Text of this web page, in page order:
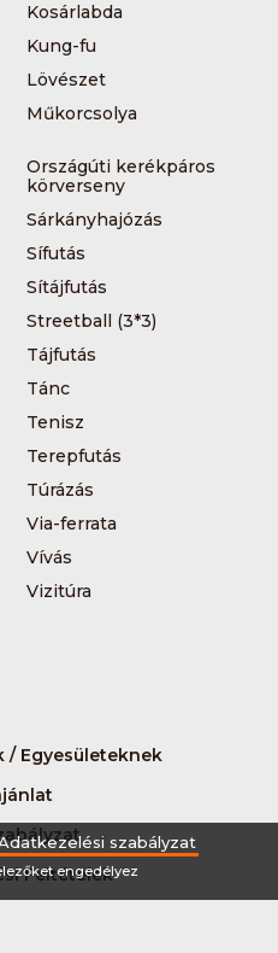
Kosárlabda
Kung-fu
Lövészet
Műkorcsolya
Országúti kerékpáros
körverseny
Sárkányhajózás
Sífutás
Sítájfutás
Streetball (3*3)
Tájfutás
Tánc
Tenisz
Terepfutás
Túrázás
Via-ferrata
Vívás
Vizitúra
/ Egyesületeknek
Feltételek
szabályzat
engedélyez